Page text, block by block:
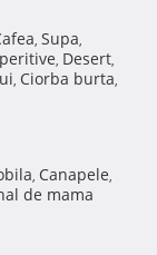
, Supa,
, Desert,
, Ciorba burta,
, Canapele,
de mama